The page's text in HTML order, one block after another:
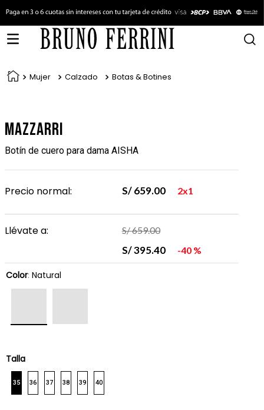
Mujer Calzado Botas & Botines
Mazzarri
Botín de cuero para dama AISHA
Precio normal: S/ 659.00 2x1
Llévate a: S/659.00
S/395.40 40 %
Color: Natural
Talla
35 36 37 38 39 40